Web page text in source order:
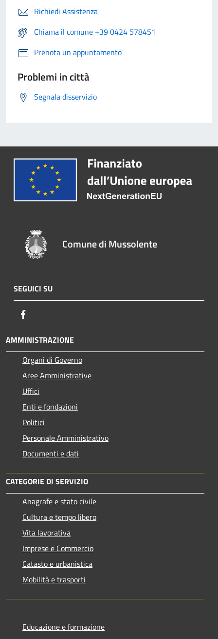
Richiedi Assistenza
Chiama il comune +39 0424 578451
Prenota un appuntamento
Problemi in città
Segnala disservizio
Comune di Mussolente
SEGUICI SU
AMMINISTRAZIONE
Organi di Governo
Aree Amministrative
Uffici
Enti e fondazioni
Politici
Personale Amministrativo
Documenti e dati
CATEGORIE DI SERVIZIO
Anagrafe e stato civile
Cultura e tempo libero
Vita lavorativa
Imprese e Commercio
Catasto e urbanistica
Mobilità e trasporti
Educazione e formazione